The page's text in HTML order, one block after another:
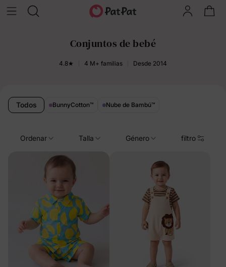
Conjuntos de bebé
4.8★ 4 M+ familias Desde 2014
Todos BunnyCotton™ Nube de Bambú™
Ordenar Talla Género filtro